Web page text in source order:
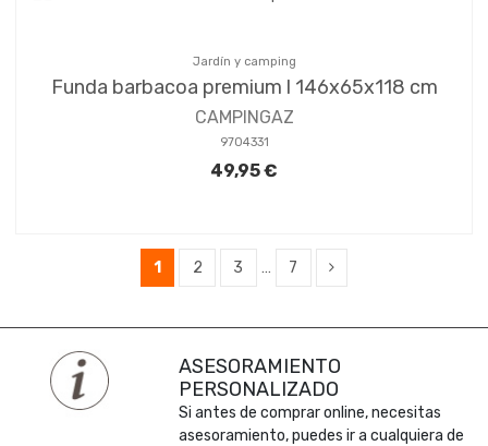
Jardín y camping
Funda barbacoa premium l 146x65x118 cm
CAMPINGAZ
9704331
49,95 €
1 2 3 … 7
ASESORAMIENTO
PERSONALIZADO
Si antes de comprar online, necesitas
asesoramiento, puedes ir a cualquiera de